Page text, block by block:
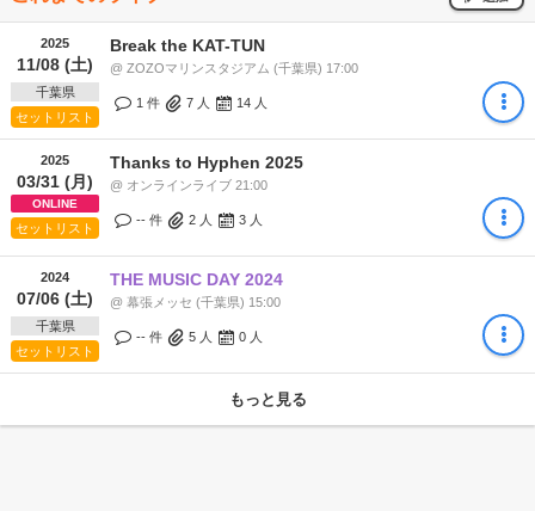
2025
11/08 (土)
千葉県
セットリスト
Break the KAT-TUN
@ ZOZOマリンスタジアム (千葉県) 17:00
1 件 7 人 14 人
2025
03/31 (月)
ONLINE
セットリスト
Thanks to Hyphen 2025
@ オンラインライブ 21:00
-- 件 2 人 3 人
2024
07/06 (土)
千葉県
セットリスト
THE MUSIC DAY 2024
@ 幕張メッセ (千葉県) 15:00
-- 件 5 人 0 人
もっと見る